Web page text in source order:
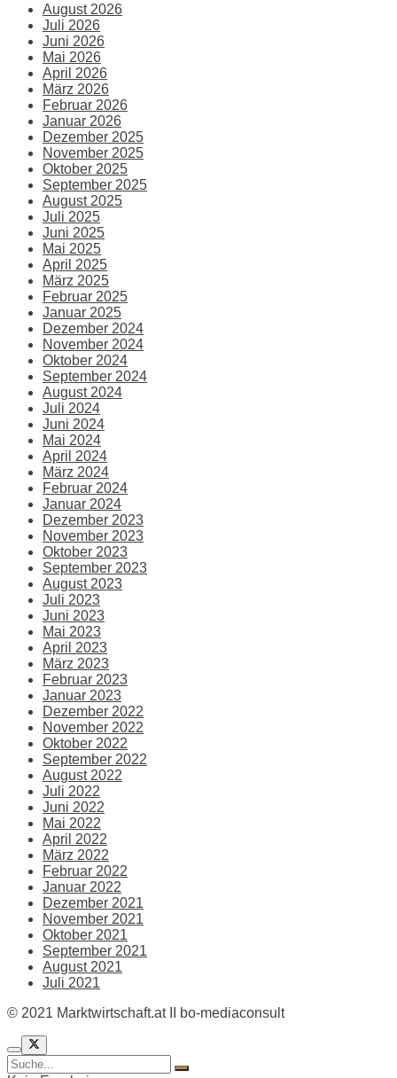
August 2026
Juli 2026
Juni 2026
Mai 2026
April 2026
März 2026
Februar 2026
Januar 2026
Dezember 2025
November 2025
Oktober 2025
September 2025
August 2025
Juli 2025
Juni 2025
Mai 2025
April 2025
März 2025
Februar 2025
Januar 2025
Dezember 2024
November 2024
Oktober 2024
September 2024
August 2024
Juli 2024
Juni 2024
Mai 2024
April 2024
März 2024
Februar 2024
Januar 2024
Dezember 2023
November 2023
Oktober 2023
September 2023
August 2023
Juli 2023
Juni 2023
Mai 2023
April 2023
März 2023
Februar 2023
Januar 2023
Dezember 2022
November 2022
Oktober 2022
September 2022
August 2022
Juli 2022
Juni 2022
Mai 2022
April 2022
März 2022
Februar 2022
Januar 2022
Dezember 2021
November 2021
Oktober 2021
September 2021
August 2021
Juli 2021
© 2021 Marktwirtschaft.at II bo-mediaconsult